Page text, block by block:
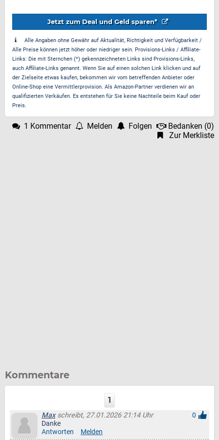
Jetzt zum Deal und Geld sparen*
Alle Angaben ohne Gewähr auf Aktualität, Richtigkeit und Verfügbarkeit /
Alle Preise können jetzt höher oder niedriger sein. Provisions-Links / Affiliate-
Links: Die mit Sternchen (*) gekennzeichneten Links sind Provisions-Links,
auch Affiliate-Links genannt. Wenn Sie auf einen solchen Link klicken und auf
der Zielseite etwas kaufen, bekommen wir vom betreffenden Anbieter oder
Online-Shop eine Vermittlerprovision. Als Amazon-Partner verdienen wir an
qualifizierten Verkäufen. Es entstehen für Sie keine Nachteile beim Kauf oder
Preis.
1 Kommentar Melden Folgen Bedanken (0)
Zur Merkliste
Kommentare
1
Maxschreibt, 27.01.2026 21:14 Uhr
0
Danke
Antworten
Melden